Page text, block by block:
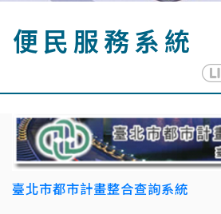
便民服務系統
臺北市都市計畫整合查詢系統